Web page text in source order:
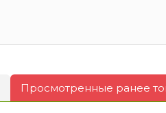
Просмотренные ранее